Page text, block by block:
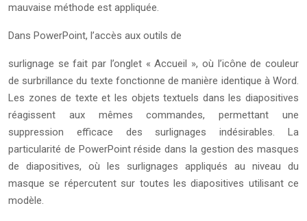
mauvaise méthode est appliquée.
Dans PowerPoint, l’accès aux outils de
surlignage se fait par l’onglet « Accueil », où l’icône de couleur
de surbrillance du texte fonctionne de manière identique à Word.
Les zones de texte et les objets textuels dans les diapositives
réagissent aux mêmes commandes, permettant une
suppression efficace des surlignages indésirables. La
particularité de PowerPoint réside dans la gestion des masques
de diapositives, où les surlignages appliqués au niveau du
masque se répercutent sur toutes les diapositives utilisant ce
modèle.